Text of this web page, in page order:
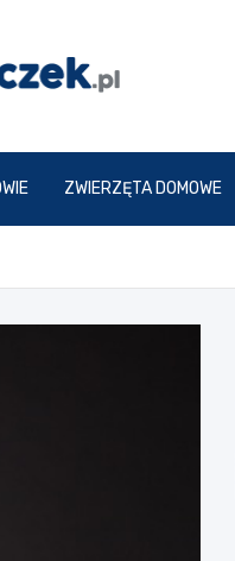
ZWIERZĘTA DOMOWE